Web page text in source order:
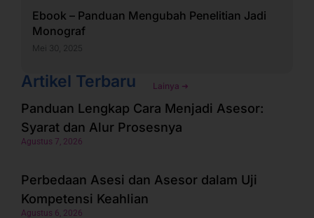
Ebook – Panduan Mengubah Penelitian Jadi
Monograf
Mei 30, 2025
Artikel Terbaru Lainya ➜
Panduan Lengkap Cara Menjadi Asesor:
Syarat dan Alur Prosesnya
Agustus 7, 2026
Perbedaan Asesi dan Asesor dalam Uji
Kompetensi Keahlian
Agustus 6, 2026